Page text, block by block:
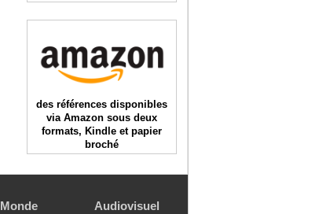
des références disponibles
via Amazon sous deux
formats, Kindle et papier
broché
Monde
Audiovisuel